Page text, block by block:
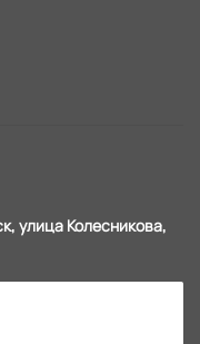
улица Колесникова,